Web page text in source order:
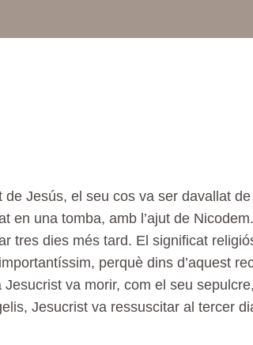
de Jesús, el seu cos va ser davallat
en una tomba, amb l’ajut de
tres dies més tard. El significat
perquè dins d’aquest
Jesucrist va morir, com el seu
Jesucrist va ressuscitar al tercer